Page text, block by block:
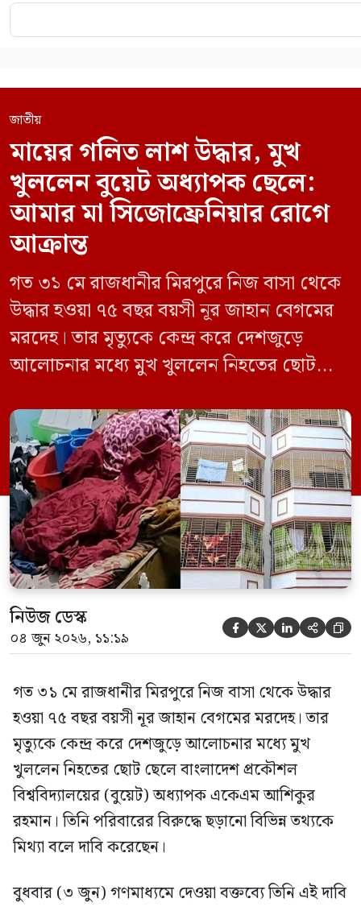
জাতীয়
মায়ের গলিত লাশ উদ্ধার, মুখ
খুললেন বুয়েট অধ্যাপক ছেলে:
আমার মা সিজোফ্রেনিয়ার রোগে
আক্রান্ত
গত ৩১ মে রাজধানীর মিরপুরে নিজ বাসা থেকে
উদ্ধার হওয়া ৭৫ বছর বয়সী নূর জাহান বেগমের
মরদেহ। তার মৃত্যুকে কেন্দ্র করে দেশজুড়ে
আলোচনার মধ্যে মুখ খুললেন নিহতের ছোট
(বুয়েট) অধ্যাপক একেএম আশিকুর রহমান।
তিনি পরিবারের বিরুদ্ধে ছড়ানো বিভিন্ন তথ্যকে
মিথ্যা বলে দাবি করেছেন। বুধবার (৩ জুন)
গণমাধ্যমে দেওয়া বক্তব্যে তিনি এই […]
নিউজ ডেস্ক
০৪ জুন ২০২৬, ১১:১৯     
গত ৩১ মে রাজধানীর মিরপুরে নিজ বাসা থেকে উদ্ধার
হওয়া ৭৫ বছর বয়সী নূর জাহান বেগমের মরদেহ। তার
মৃত্যুকে কেন্দ্র করে দেশজুড়ে আলোচনার মধ্যে মুখ
খুললেন নিহতের ছোট ছেলে বাংলাদেশ প্রকৌশল
বিশ্ববিদ্যালয়ের (বুয়েট) অধ্যাপক একেএম আশিকুর
রহমান। তিনি পরিবারের বিরুদ্ধে ছড়ানো বিভিন্ন তথ্যকে
মিথ্যা বলে দাবি করেছেন।
বুধবার (৩ জুন) গণমাধ্যমে দেওয়া বক্তব্যে তিনি এই দাবি